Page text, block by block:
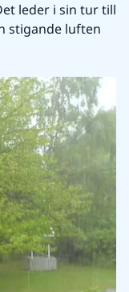
leder i sin tur till
stigande luften